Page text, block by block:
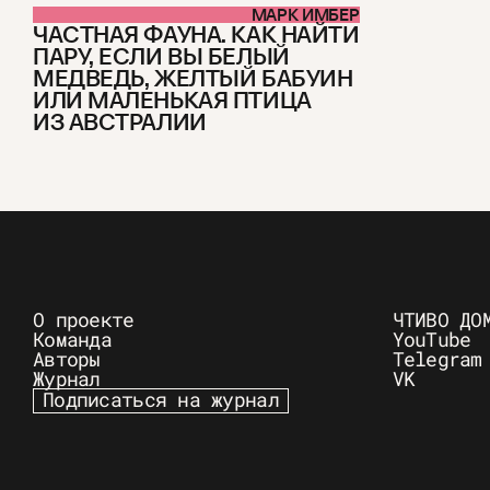
МАРК ИМБЕР
ЧАСТНАЯ ФАУНА. КАК НАЙТИ
ПАРУ, ЕСЛИ ВЫ БЕЛЫЙ
МЕДВЕДЬ, ЖЕЛТЫЙ БАБУИН
ИЛИ МАЛЕНЬКАЯ ПТИЦА
ИЗ АВСТРАЛИИ
О проекте
Команда
Авторы
Журнал
Подписаться на журнал
ЧТИВО
YouTube
Telegram
VK